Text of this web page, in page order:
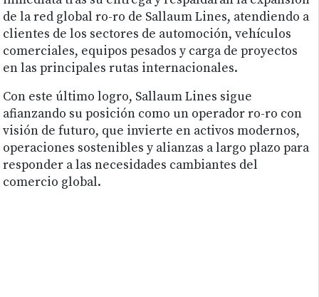
de la red global ro-ro de Sallaum Lines, atendiendo a
clientes de los sectores de automoción, vehículos
comerciales, equipos pesados y carga de proyectos
en las principales rutas internacionales.
Con este último logro, Sallaum Lines sigue
afianzando su posición como un operador ro-ro con
visión de futuro, que invierte en activos modernos,
operaciones sostenibles y alianzas a largo plazo para
responder a las necesidades cambiantes del
comercio global.